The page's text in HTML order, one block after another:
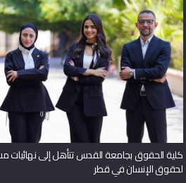
كلية الحقوق بجامعة القدس تتأهل إلى نهائيات
لحقوق الإنسان في قطر